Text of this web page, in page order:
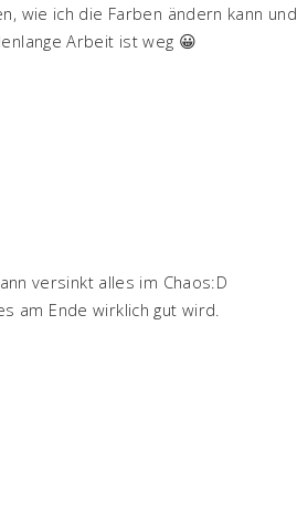
wie ich die Farben ändern kann und
Arbeit ist weg 😀
versinkt alles im Chaos:D
am Ende wirklich gut wird.